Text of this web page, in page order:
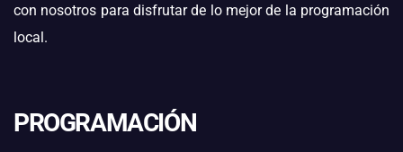
con nosotros para disfrutar de lo mejor de la programación
local.
PROGRAMACIÓN